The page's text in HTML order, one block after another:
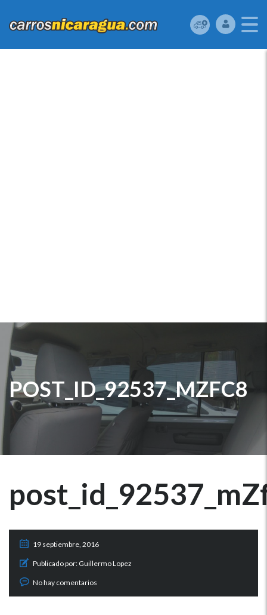
POST_ID_92537_MZFC8
19 septiembre, 2016
Publicado por: Guillermo Lopez
No hay comentarios